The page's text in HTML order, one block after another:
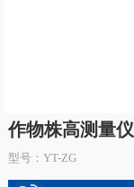
作物株高测量仪
型号：YT-ZG